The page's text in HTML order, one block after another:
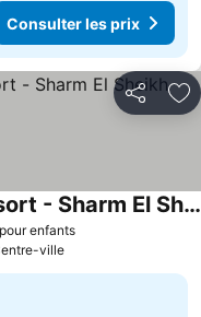
Consulter les prix
Partager
enfants
Pickalbatros Aqua Park Resort - Sharm El Sheikh
ville